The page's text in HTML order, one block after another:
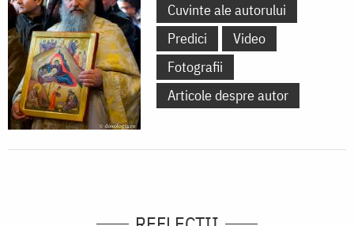
Cuvinte ale autorului
Predici
Video
Fotografii
Articole despre autor